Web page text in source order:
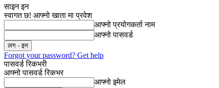
साइन इन
स्वागत छ! आफ्नो खाता मा प्रवेश
आफ्नो प्रयोगकर्ता नाम
आफ्नो पासवर्ड
Forgot your password? Get help
पासवर्ड रिकभरी
आफ्नो पासवर्ड रिकभर
आफ्नो इमेल